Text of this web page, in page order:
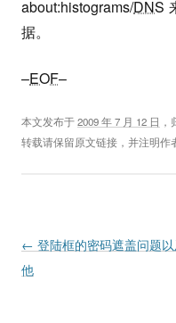
about:histograms/DNS
据。
–EOF–
本文发布于2009 年 7 月 12 日
转载请保留原文链接，并注明作
Post navigation
← 登陆框的密码遮盖问题
他